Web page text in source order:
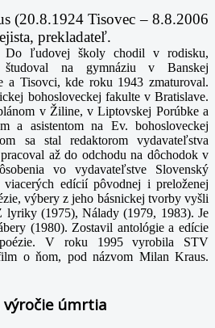
(20.8.1924 Tisovec – 8.8.2006
prekladateľ.
Do ľudovej školy chodil v rodisku,
študoval na gymnáziu v Banskej
a Tisovci, kde roku 1943 zmaturoval.
bohosloveckej fakulte v Bratislave.
v Žiline, v Liptovskej Porúbke a
a asistentom na Ev. bohosloveckej
sa stal redaktorom vydavateľstva
až do odchodu na dôchodok v
vo vydavateľstve Slovenský
edícií pôvodnej i preloženej
výbery z jeho básnickej tvorby vyšli
(1975), Nálady (1979, 1983). Je
(1980). Zostavil antológie a edície
V roku 1995 vyrobila STV
o ňom, pod názvom Milan Kraus.
výročie úmrtia